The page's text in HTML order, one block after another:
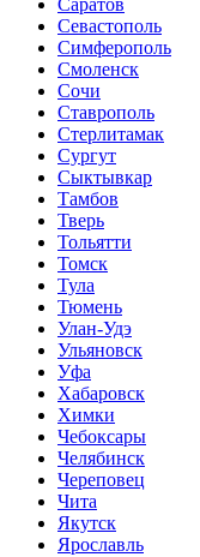
Саратов
Севастополь
Симферополь
Смоленск
Сочи
Ставрополь
Стерлитамак
Сургут
Сыктывкар
Тамбов
Тверь
Тольятти
Томск
Тула
Тюмень
Улан-Удэ
Ульяновск
Уфа
Хабаровск
Химки
Чебоксары
Челябинск
Череповец
Чита
Якутск
Ярославль